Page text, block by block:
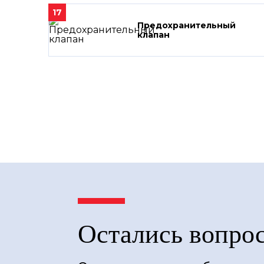
17
Предохранительный
клапан
Остались